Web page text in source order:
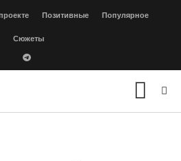
Позитивные Популярное
Сюжеты